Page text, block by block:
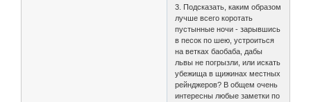
3. Подсказать, каким образом
лучше всего коротать
пустынные ночи - зарывшись
в песок по шею, устроиться
на ветках баобаба, дабы
львы не погрызли, или искать
убежища в щижинах местных
рейнджеров? В общем очень
интересны любые заметки по